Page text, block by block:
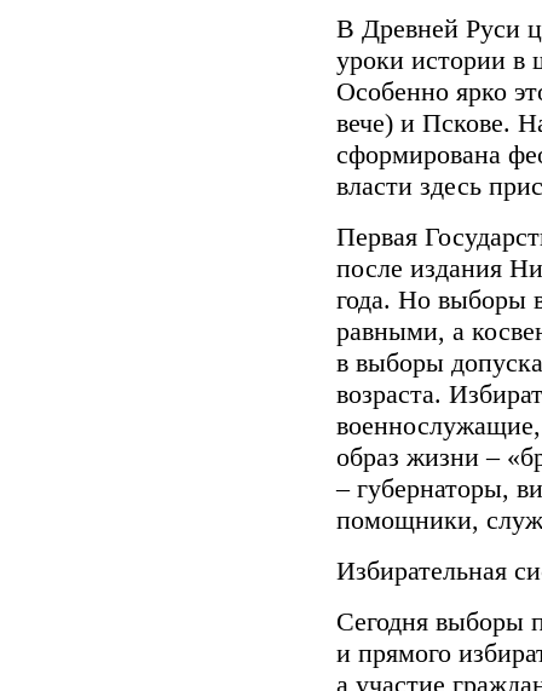
В Древней Руси
уроки истории в
Особенно ярко
вече) и Пскове.
сформирована
власти здесь
Первая
после издания
года. Но выборы
равными, а
в выборы
возраста.
образ жизни –
– губернаторы,
помощники,
Избирательная
Сегодня выборы
и прямого
а участие